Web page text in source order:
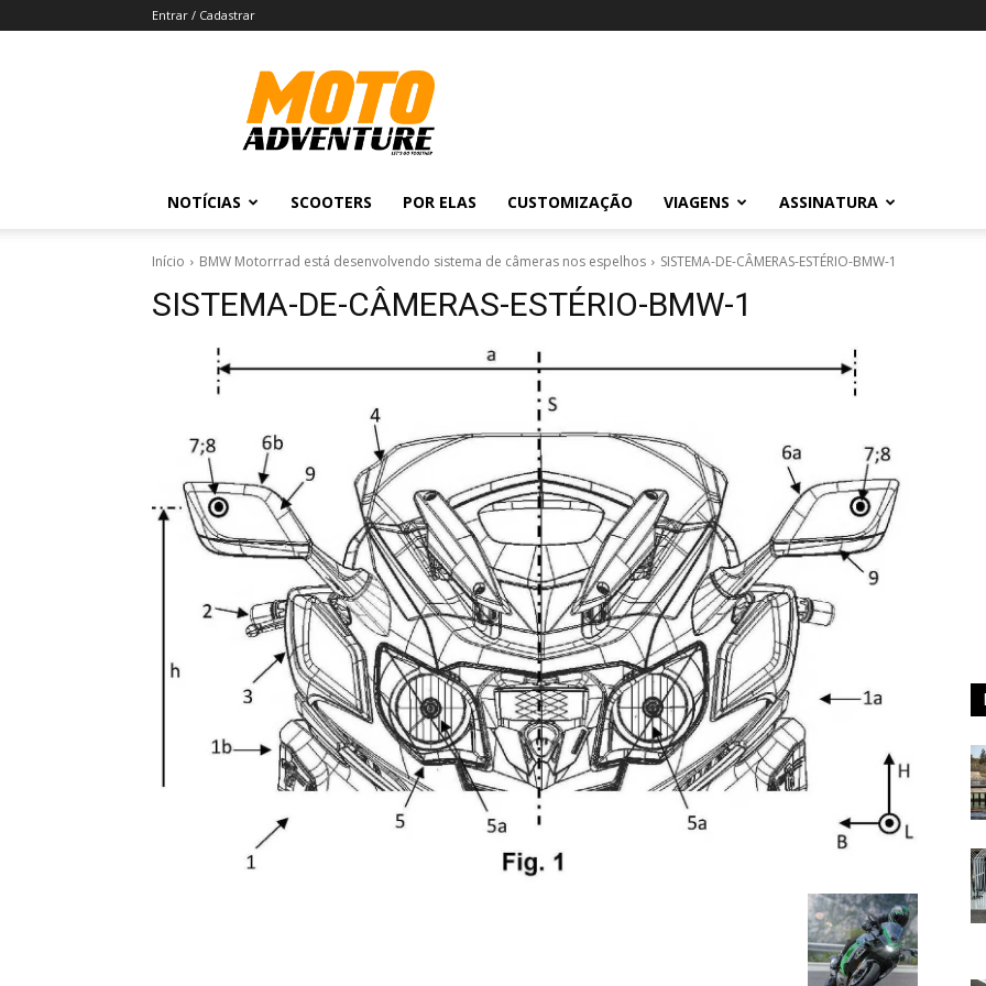
Entrar / Cadastrar
Revista
Moto
Adventure
NOTÍCIAS SCOOTERS POR ELAS CUSTOMIZAÇÃO VIAGENS ASSINATURA
Início BMW Motorrrad está desenvolvendo sistema de câmeras nos espelhos SISTEMA-DE-CÂMERAS-ESTÉRIO-BMW-1
SISTEMA-DE-CÂMERAS-ESTÉRIO-BMW-1